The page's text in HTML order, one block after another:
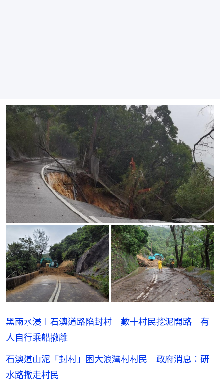
黑雨水浸︱石澳道路陷封村 數十村民挖泥開路 有
人自行乘船撤離
石澳道山泥「封村」困大浪灣村村民 政府消息：研
水路撤走村民